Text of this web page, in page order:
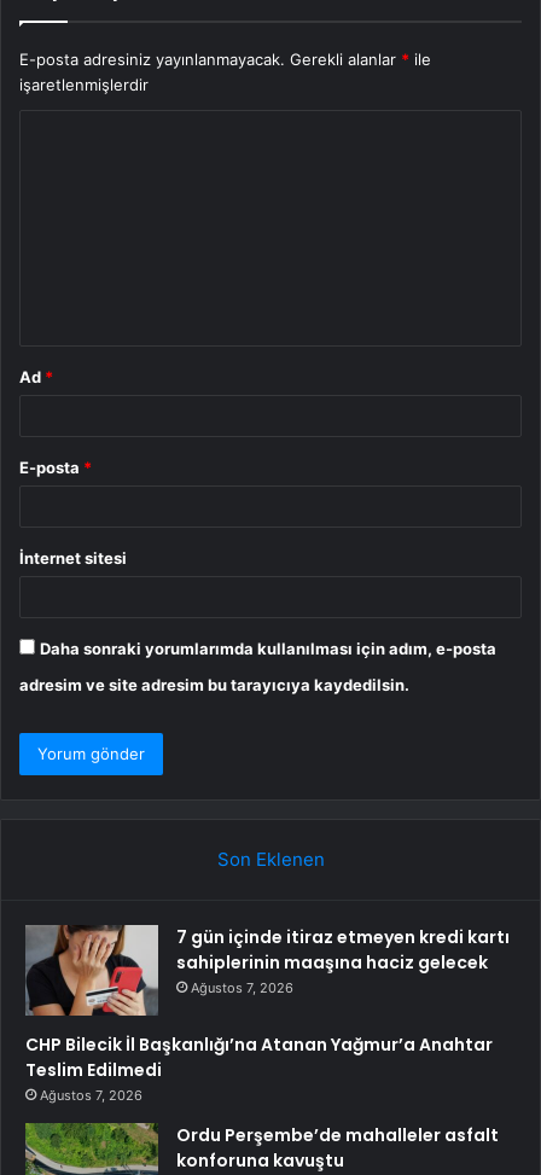
E-posta adresiniz yayınlanmayacak. Gerekli alanlar * ile
işaretlenmişlerdir
Ad *
E-posta *
İnternet sitesi
Daha sonraki yorumlarımda kullanılması için adım, e-posta
adresim ve site adresim bu tarayıcıya kaydedilsin.
Son Eklenen
7 gün içinde itiraz etmeyen kredi kartı
sahiplerinin maaşına haciz gelecek
Ağustos 7, 2026
CHP Bilecik İl Başkanlığı’na Atanan Yağmur’a Anahtar
Teslim Edilmedi
Ağustos 7, 2026
Ordu Perşembe’de mahalleler asfalt
konforuna kavuştu